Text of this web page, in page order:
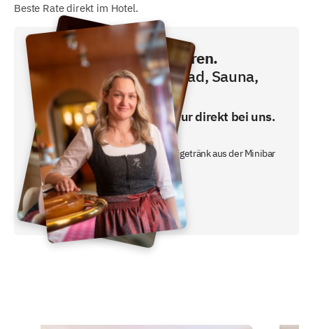
Beste Rate direkt im Hotel.
Direkt buchen und sparen.
Frühstück, Schwimmbad, Sauna,
Fitness inklusive!
Den besten Preis gibt es nur direkt bei uns.
- inklusive Frühstücksbuffet
- ein gratis nicht alkoholisches Freigetränk aus der Minibar
oder unserem Nachtbutler.
Jetzt Preis checken!